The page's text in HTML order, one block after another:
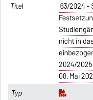
63/2024 -
nicht in
2024/
08. Mai